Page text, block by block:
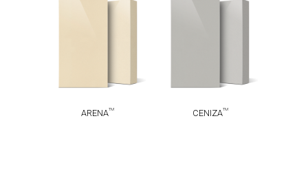
ARENATM CENIZATM